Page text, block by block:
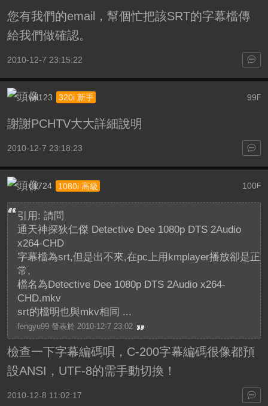
您有我們的email，幫個忙把該SRT的字幕檔傳
給我們做確認。
2010-12-7 23:15:22
99 F
wii123 320i 新手
謝謝PCHTV大大詳細說明
2010-12-7 23:18:23
100F
c1724 1080i 高級
引用: 請問
通天神探狄仁傑 Detective Dee 1080p DTS 2Audio
x264-CHD
字幕檔為srt,但是出不來,在pc上用kmplayer播放卻是正
常,
檔名為Detective Dee 1080p DTS 2Audio x264-
CHD.mkv
srt的檔明也與mkv相同 ...
fengyu99 發表於 2010-12-7 23:02
檢查一下字幕編碼唄，C-200字幕編碼很像都預
設ANSI，UTF-8的需手動切換！
2010-12-8 11:02:17